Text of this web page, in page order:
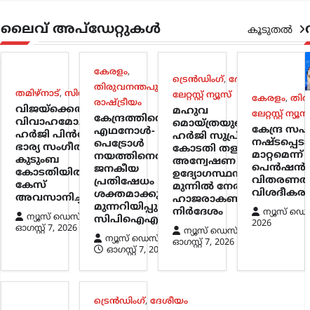
ലൈവ് അപ്‌ഡേറ്റുകൾ കൂടുതൽ
തമിഴ്നാട്, സിനിമ
വിജയ്‌ക്കെതിരായ
വിവാഹമോചന
ഹർജി പിൻവലിച്ച്
ഭാര്യ സംഗീത;
കുടുംബ
കോടതിയിൽ
കേസ്
അവസാനിച്ചു
ന്യൂസ് ഡെസ്ക്
ഓഗസ്റ്റ്‌ 7, 2026
കേരളം,
തിരുവനന്തപുരം
രാഷ്ട്രീയം
കേന്ദ്രത്തിന്റെ
എഥനോൾ-
പെട്രോൾ
നയത്തിനെതിരെ
ജനകീയ
പ്രതിഷേധം
ശക്തമാക്കും;
മുന്നറിയിപ്പുമായി
സിപിഐഎം
ന്യൂസ് ഡെസ്ക്
ഓഗസ്റ്റ്‌ 7, 2026
ട്രെൻഡിംഗ്,ദേശീയം
ലേറ്റസ്റ്റ് ന്യൂസ്
മഹുവ
മൊയ്ത്രയുടെ
ഹർജി സുപ്രീം
കോടതി തള്ളി;
അന്വേഷണ
ഉദ്യോഗസ്ഥന്
മുന്നിൽ നേരിട്ട്
ഹാജരാകണമെന്ന്
നിർദേശം
ന്യൂസ് ഡെസ്ക്
ഓഗസ്റ്റ്‌ 7, 2026
കേരളം,
ലേറ്റസ്റ്റ് ന്യൂസ്
കേന്ദ്ര
മാറ്റമെന്ന്
പെൻഷൻ
ന്യൂസ്
2026
ട്രെൻഡിംഗ്, ദേശീയം